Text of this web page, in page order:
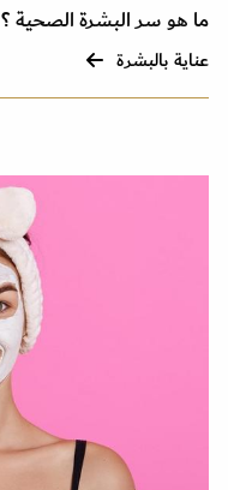
ما هو سر البشرة الصحية ؟
عناية بالبشرة